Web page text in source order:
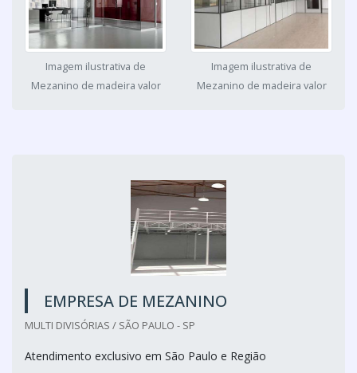
Imagem ilustrativa de
Mezanino de madeira valor
Imagem ilustrativa de
Mezanino de madeira valor
EMPRESA DE MEZANINO
MULTI DIVISÓRIAS / SÃO PAULO - SP
Atendimento exclusivo em São Paulo e Região